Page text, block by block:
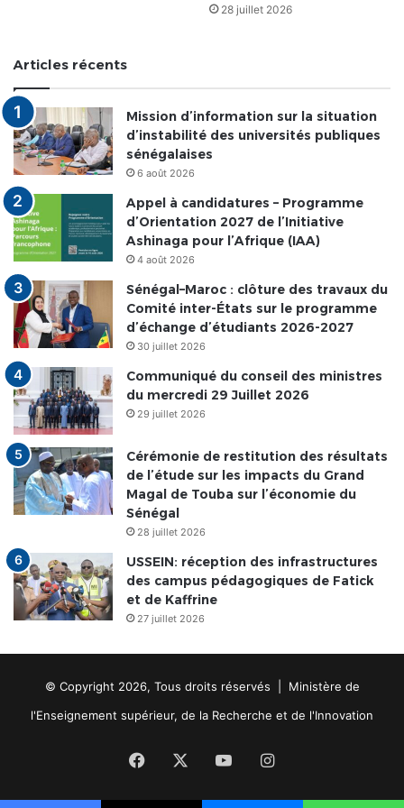
28 juillet 2026
Articles récents
Mission d’information sur la situation
d’instabilité des universités publiques
sénégalaises
6 août 2026
Appel à candidatures – Programme
d’Orientation 2027 de l’Initiative
Ashinaga pour l’Afrique (IAA)
4 août 2026
Sénégal–Maroc : clôture des travaux du
Comité inter-États sur le programme
d’échange d’étudiants 2026-2027
30 juillet 2026
Communiqué du conseil des ministres
du mercredi 29 Juillet 2026
29 juillet 2026
Cérémonie de restitution des résultats
de l’étude sur les impacts du Grand
Magal de Touba sur l’économie du
Sénégal
28 juillet 2026
USSEIN: réception des infrastructures
des campus pédagogiques de Fatick
et de Kaffrine
27 juillet 2026
© Copyright 2026, Tous droits réservés | Ministère de
l'Enseignement supérieur, de la Recherche et de l'Innovation
Facebook YouTubeInstagram